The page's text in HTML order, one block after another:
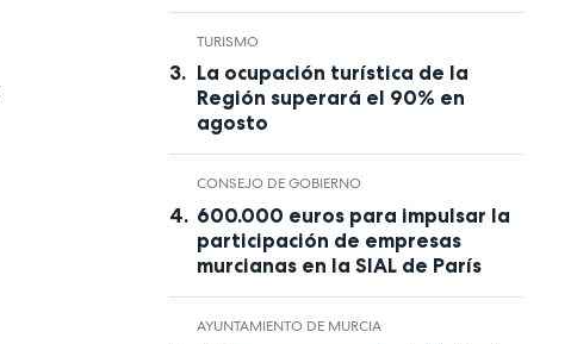
TURISMO
La ocupación turística de la
Región superará el 90% en
agosto
CONSEJO DE GOBIERNO
600.000 euros para impulsar la
participación de empresas
murcianas en la SIAL de París
AYUNTAMIENTO DE MURCIA